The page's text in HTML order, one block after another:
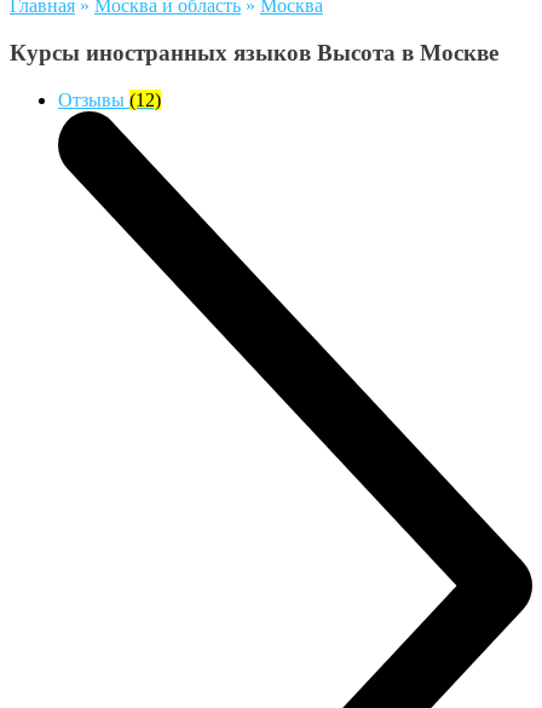
Главная » Москва и область » Москва
Курсы иностранных языков Высота в Москве
Отзывы (12)